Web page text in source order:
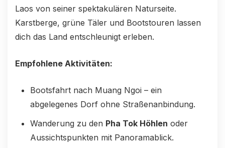
Laos von seiner spektakulären Naturseite.
Karstberge, grüne Täler und Bootstouren lassen
dich das Land entschleunigt erleben.
Empfohlene Aktivitäten:
Bootsfahrt nach Muang Ngoi – ein
abgelegenes Dorf ohne Straßenanbindung.
Wanderung zu den Pha Tok Höhlen oder
Aussichtspunkten mit Panoramablick.